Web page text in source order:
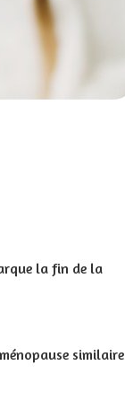
la fin de la
similaire